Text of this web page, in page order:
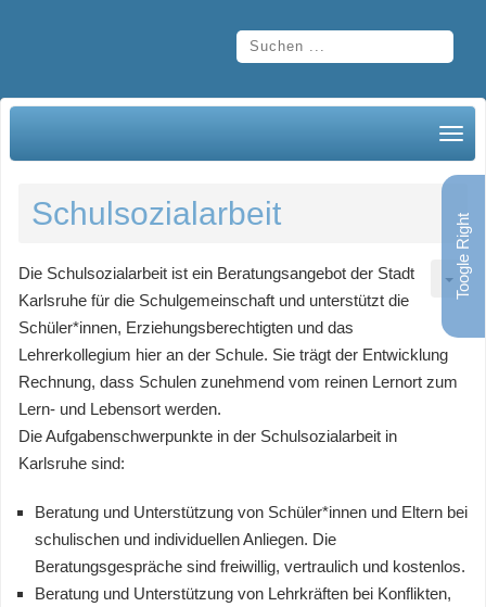
Schulsozialarbeit
Die Schulsozialarbeit ist ein Beratungsangebot der Stadt
Karlsruhe für die Schulgemeinschaft und unterstützt die
Schüler*innen, Erziehungsberechtigten und das
Lehrerkollegium hier an der Schule. Sie trägt der Entwicklung
Rechnung, dass Schulen zunehmend vom reinen Lernort zum
Lern- und Lebensort werden.
Die Aufgabenschwerpunkte in der Schulsozialarbeit in
Karlsruhe sind:
Beratung und Unterstützung von Schüler*innen und Eltern bei
schulischen und individuellen Anliegen. Die
Beratungsgespräche sind freiwillig, vertraulich und kostenlos.
Beratung und Unterstützung von Lehrkräften bei Konflikten,
Toogle Right